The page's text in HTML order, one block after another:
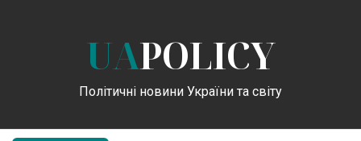
UAPOLICY
Політичні новини України та світу